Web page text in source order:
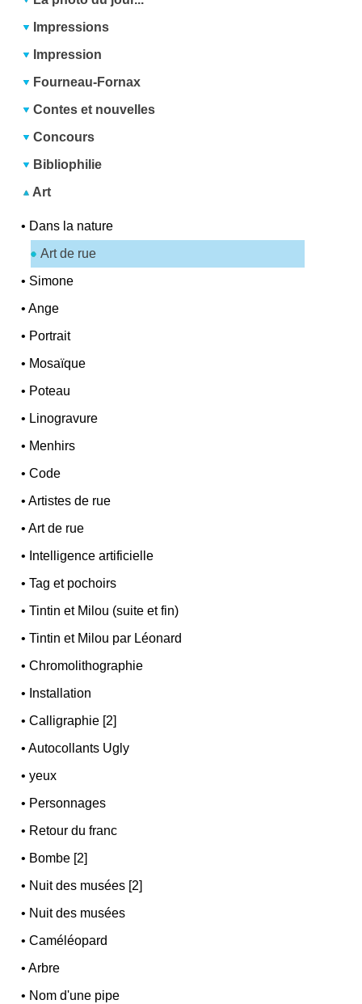
Impressions
Impression
Fourneau-Fornax
Contes et nouvelles
Concours
Bibliophilie
Art
• Dans la nature
Art de rue
• Simone
•Ange
• Portrait
• Mosaïque
• Poteau
• Linogravure
• Menhirs
•Code
•Artistes de rue
•Art de rue
• Intelligence artificielle
•Tag et pochoirs
•Tintin et Milou (suite et fin)
•Tintin et Milou par Léonard
•Chromolithographie
• Installation
•Calligraphie [2]
•Autocollants Ugly
•yeux
• Personnages
• Retour du franc
• Bombe [2]
• Nuit des musées [2]
• Nuit des musées
•Caméléopard
•Arbre
• Nom d'une pipe